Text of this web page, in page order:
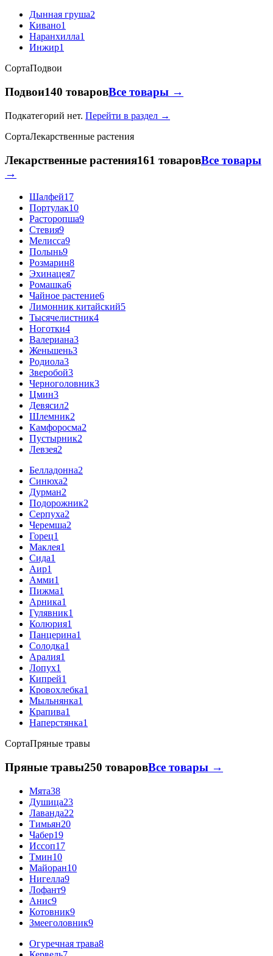
Дынная груша2
Кивано1
Наранхилла1
Инжир1
СортаПодвои
Подвои140 товаровВсе товары →
Подкатегорий нет. Перейти в раздел →
СортаЛекарственные растения
Лекарственные растения161 товаровВсе товары
→
Шалфей17
Портулак10
Расторопша9
Стевия9
Мелисса9
Полынь9
Розмарин8
Эхинацея7
Ромашка6
Чайное растение6
Лимонник китайский5
Тысячелистник4
Ноготки4
Валериана3
Женьшень3
Родиола3
Зверобой3
Черноголовник3
Цмин3
Девясил2
Шлемник2
Камфоросма2
Пустырник2
Левзея2
Белладонна2
Синюха2
Дурман2
Подорожник2
Серпуха2
Черемша2
Горец1
Маклея1
Сида1
Аир1
Амми1
Пижма1
Арника1
Гулявник1
Колюрия1
Панцерина1
Солодка1
Аралия1
Лопух1
Кипрей1
Кровохлебка1
Мыльнянка1
Крапива1
Наперстянка1
СортаПряные травы
Пряные травы250 товаровВсе товары →
Мята38
Душица23
Лаванда22
Тимьян20
Чабер19
Иссоп17
Тмин10
Майоран10
Нигелла9
Лофант9
Анис9
Котовник9
Змееголовник9
Огуречная трава8